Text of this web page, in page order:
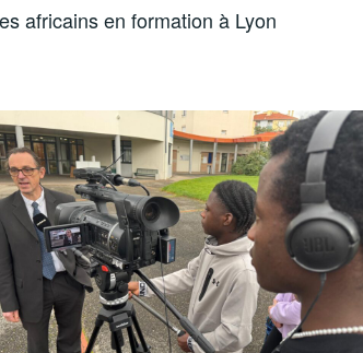
africains en formation à Lyon